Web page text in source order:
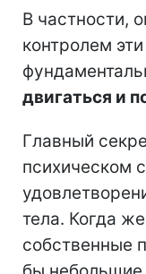
В частности,
контролем
двигаться и
Главный
психическом
тела. Когда
собственные